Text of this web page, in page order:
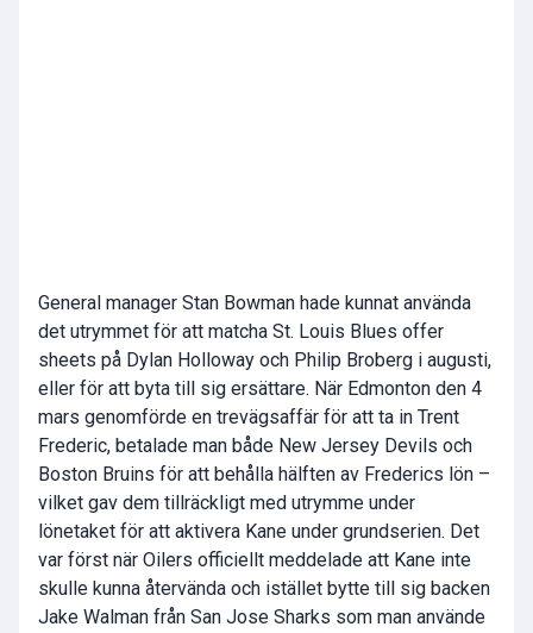
General manager Stan Bowman hade kunnat använda
det utrymmet för att matcha St. Louis Blues offer
sheets på Dylan Holloway och Philip Broberg i augusti,
eller för att byta till sig ersättare. När Edmonton den 4
mars genomförde en trevägsaffär för att ta in Trent
Frederic, betalade man både New Jersey Devils och
Boston Bruins för att behålla hälften av Frederics lön –
vilket gav dem tillräckligt med utrymme under
lönetaket för att aktivera Kane under grundserien. Det
var först när Oilers officiellt meddelade att Kane inte
skulle kunna återvända och istället bytte till sig backen
Jake Walman från San Jose Sharks som man använde